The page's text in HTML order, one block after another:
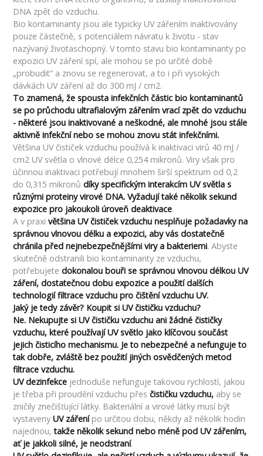
DNA zpět do vzduchu.
Bio kontaminanty jsou ale typicky UV zářením inaktivovány
pouze částečně, s potenciálem návratu k životu - stav
nazývaný životaschopný. V tomto stavu bio kontaminanty po
expozici UV záření spí, ale mohou se po určité době
„probudit“ a znovu se regenerovat, a to i při vysokých
dávkách UV záření až do 300 mJ / cm2.
To znamená, že spousta infekčních částic bio kontaminantů
se po průchodu ultrafialovým zářením vrací zpět do vzduchu
- některé jsou inaktivované a neškodné, ale mnohé jsou stále
aktivně infekční nebo se mohou znovu stát infekčními.
Většina UV čističek vzduchu používá k inaktivaci virů 40 mJ /
cm2 UV světla o vlnové délce 0,254 mikronů. Viry však pro
účinnou inaktivaci potřebují mnohem širší spektrum od 0,2
do 0,315 mikronůdíky specifickým interakcím UV světla s
různými proteiny virové DNA. Vyžadují také několik sekund
expozice pro jakoukoli úroveň deaktivace.
A v praxivětšina UV čističek vzduchu nesplňuje požadavky na
správnou vlnovou délku a expozici, aby vás dostatečně
chránila před nejnebezpečnějšími viry a bakteriemi. Abyste
skutečně odstranili bio kontaminanty ze vzduchu,
potřebujetedokonalou bouři se správnou vlnovou délkou UV
záření, dostatečnou dobu expozice a použití dalších
technologií filtrace vzduchu pro čištění vzduchu UV.
Jaký je tedy závěr? Koupit si UV čističku vzduchu?
Ne. Nekupujte si UV čističku vzduchu ani žádné čističky
vzduchu, které používají UV světlo jako klíčovou součást
jejich čisticího mechanismu. Je to nebezpečné a nefunguje to
tak dobře, zvláště bez použití jiných osvědčených metod
filtrace vzduchu.
UV dezinfekce jednoduše nefunguje takovou rychlostí, jakou
je třeba při proudění vzduchu přesčističku vzduchu, aby se
zničily znečišťující látky. Bakteriální a virové látky musí být
vystavenyUV zářenípo určitou dobu, někdy až několik hodin
najednou,takže několik sekund nebo méně pod UV zářením,
ať je jakkoli silné, je neodstraní.